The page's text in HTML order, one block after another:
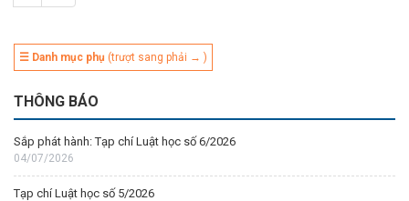
☰ Danh mục phụ (trượt sang phải → )
THÔNG BÁO
Sắp phát hành: Tạp chí Luật học số 6/2026
04/07/2026
Tạp chí Luật học số 5/2026